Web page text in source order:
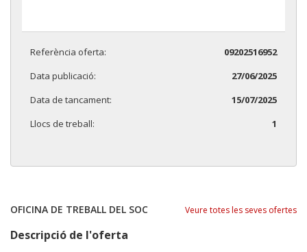
Referència oferta:
09202516952
Data publicació:
27/06/2025
Data de tancament:
15/07/2025
Llocs de treball:
1
OFICINA DE TREBALL DEL SOC Veure totes les seves ofertes
Descripció de l'oferta